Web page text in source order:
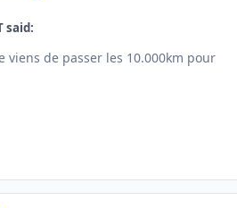
said:
viens de passer les 10.000km pour